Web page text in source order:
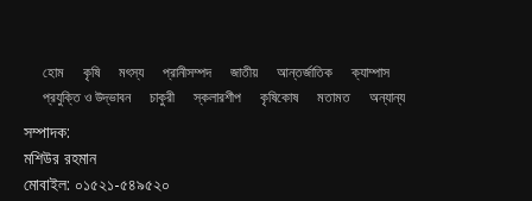
হোম কৃষি মৎস্য প্রানীসম্পদ জাতীয় আন্তর্জাতিক
ক্যাম্পাস
প্রযুক্তি ও উদ্ভাবন
চাকুরী স্কলারশীপ কৃষিকোষ মতামত অন্যান্য
সম্পাদক:
মশিউর রহমান
মোবাইল: ০১৫২১-৫৪৯৫২০